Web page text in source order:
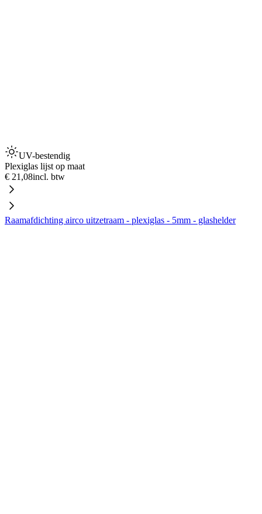
UV-bestendig
Plexiglas lijst op maat
€ 21,08incl. btw
Raamafdichting airco uitzetraam - plexiglas - 5mm - glashelder